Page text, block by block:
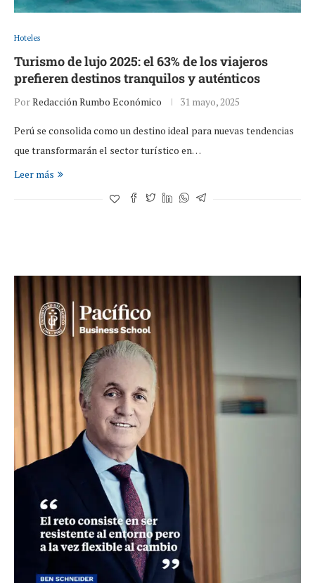
Hoteles
Turismo de lujo 2025: el 63% de los viajeros
prefieren destinos tranquilos y auténticos
PorRedacción Rumbo Económico 31 mayo, 2025
Perú se consolida como un destino ideal para nuevas tendencias
que transformarán el sector turístico en…
Leer más